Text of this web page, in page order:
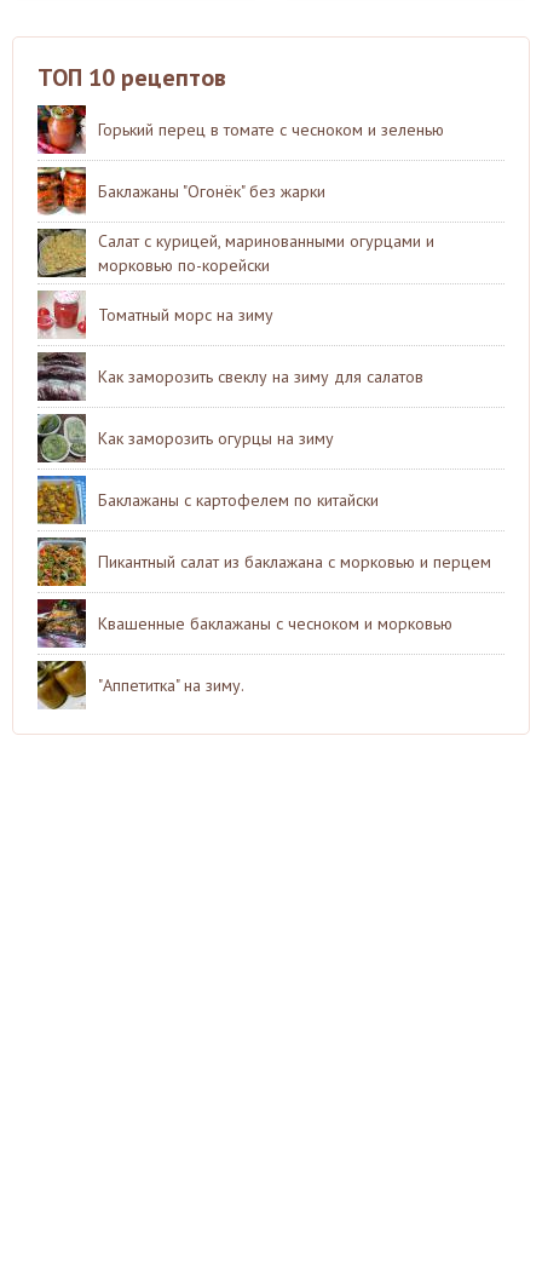
ТОП 10 рецептов
Горький перец в томате с чесноком и зеленью
Баклажаны "Огонёк" без жарки
Салат с курицей, маринованными огурцами и
морковью по-корейски
Томатный морс на зиму
Как заморозить свеклу на зиму для салатов
Как заморозить огурцы на зиму
Баклажаны с картофелем по китайски
Пикантный салат из баклажана с морковью и перцем
Квашенные баклажаны с чесноком и морковью
"Аппетитка" на зиму.